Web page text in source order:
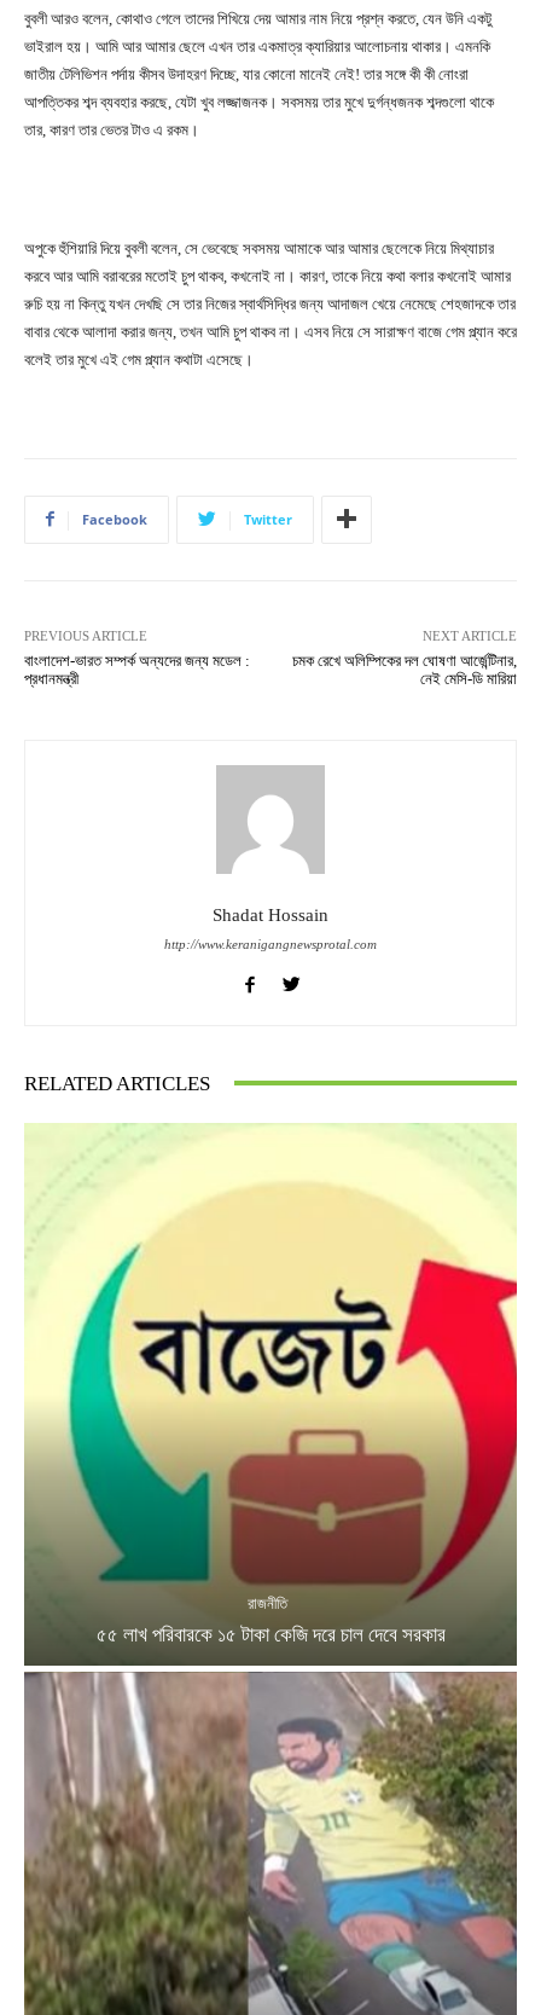
বুবলী আরও বলেন, কোথাও গেলে তাদের শিখিয়ে দেয় আমার নাম নিয়ে প্রশ্ন করতে, যেন উনি একটু
ভাইরাল হয়। আমি আর আমার ছেলে এখন তার একমাত্র ক্যারিয়ার আলোচনায় থাকার। এমনকি
জাতীয় টেলিভিশন পর্দায় কীসব উদাহরণ দিচ্ছে, যার কোনো মানেই নেই! তার সঙ্গে কী কী নোংরা
আপত্তিকর শব্দ ব্যবহার করছে, যেটা খুব লজ্জাজনক। সবসময় তার মুখে দুর্গন্ধজনক শব্দগুলো থাকে
তার, কারণ তার ভেতর টাও এ রকম।
অপুকে হুঁশিয়ারি দিয়ে বুবলী বলেন, সে ভেবেছে সবসময় আমাকে আর আমার ছেলেকে নিয়ে মিথ্যাচার
করবে আর আমি বরাবরের মতোই চুপ থাকব, কখনোই না। কারণ, তাকে নিয়ে কথা বলার কখনোই আমার
রুচি হয় না কিন্তু যখন দেখছি সে তার নিজের স্বার্থসিদ্ধির জন্য আদাজল খেয়ে নেমেছে শেহজাদকে তার
বাবার থেকে আলাদা করার জন্য, তখন আমি চুপ থাকব না। এসব নিয়ে সে সারাক্ষণ বাজে গেম প্ল্যান করে
বলেই তার মুখে এই গেম প্ল্যান কথাটা এসেছে।
Facebook Twitter
PREVIOUS ARTICLE
বাংলাদেশ-ভারত সম্পর্ক অন্যদের জন্য মডেল :
প্রধানমন্ত্রী
NEXT ARTICLE
চমক রেখে অলিম্পিকের দল ঘোষণা আর্জেন্টিনার,
নেই মেসি-ডি মারিয়া
Shadat Hossain
http://www.keranigangnewsprotal.com
RELATED ARTICLES
রাজনীতি
৫৫ লাখ পরিবারকে ১৫ টাকা কেজি দরে চাল দেবে সরকার